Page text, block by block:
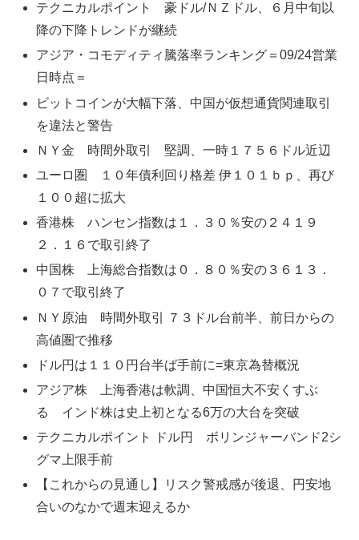
テクニカルポイント 豪ドル/ＮＺドル、６月中旬以
降の下降トレンドが継続
アジア・コモディティ騰落率ランキング＝09/24営業
日時点＝
ビットコインが大幅下落、中国が仮想通貨関連取引
を違法と警告
ＮＹ金 時間外取引 堅調、一時１７５６ドル近辺
ユーロ圏 １０年債利回り格差 伊１０１ｂｐ、再び
１００超に拡大
香港株 ハンセン指数は１．３０％安の２４１９
２．１６で取引終了
中国株 上海総合指数は０．８０％安の３６１３．
０７で取引終了
ＮＹ原油 時間外取引 ７３ドル台前半、前日からの
高値圏で推移
ドル円は１１０円台半ば手前に=東京為替概況
アジア株 上海香港は軟調、中国恒大不安くすぶ
る インド株は史上初となる6万の大台を突破
テクニカルポイント ドル円 ボリンジャーバンド2シ
グマ上限手前
【これからの見通し】リスク警戒感が後退、円安地
合いのなかで週末迎えるか